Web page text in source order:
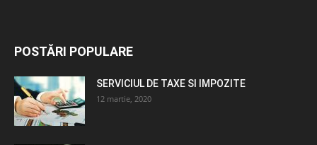
POSTĂRI POPULARE
SERVICIUL DE TAXE SI IMPOZITE
12 martie, 2020